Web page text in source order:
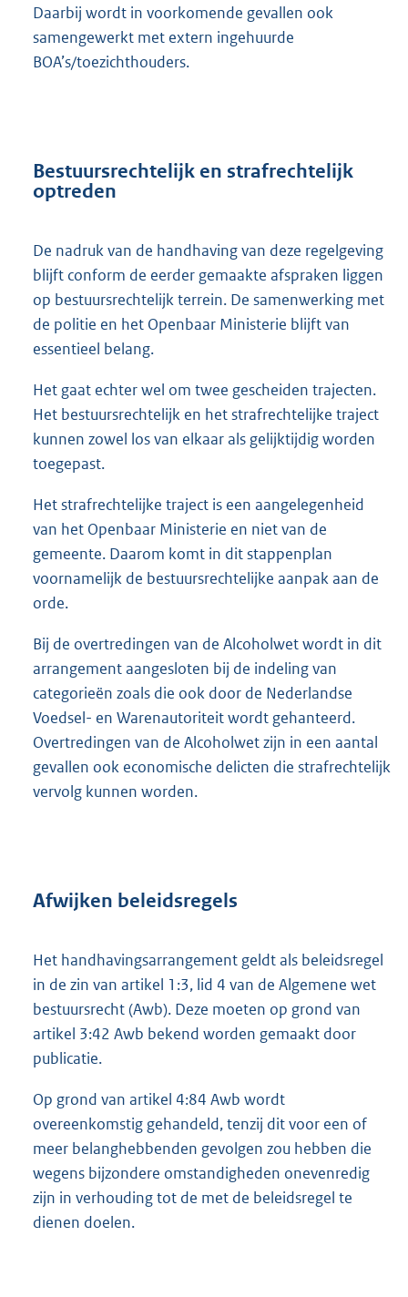
Daarbij wordt in voorkomende gevallen ook
samengewerkt met extern ingehuurde
BOA’s/toezichthouders.
Bestuursrechtelijk en strafrechtelijk
optreden
De nadruk van de handhaving van deze regelgeving
blijft conform de eerder gemaakte afspraken liggen
op bestuursrechtelijk terrein. De samenwerking met
de politie en het Openbaar Ministerie blijft van
essentieel belang.
Het gaat echter wel om twee gescheiden trajecten.
Het bestuursrechtelijk en het strafrechtelijke traject
kunnen zowel los van elkaar als gelijktijdig worden
toegepast.
Het strafrechtelijke traject is een aangelegenheid
van het Openbaar Ministerie en niet van de
gemeente. Daarom komt in dit stappenplan
voornamelijk de bestuursrechtelijke aanpak aan de
orde.
Bij de overtredingen van de Alcoholwet wordt in dit
arrangement aangesloten bij de indeling van
categorieën zoals die ook door de Nederlandse
Voedsel- en Warenautoriteit wordt gehanteerd.
Overtredingen van de Alcoholwet zijn in een aantal
gevallen ook economische delicten die strafrechtelijk
vervolg kunnen worden.
Afwijken beleidsregels
Het handhavingsarrangement geldt als beleidsregel
in de zin van artikel 1:3, lid 4 van de Algemene wet
bestuursrecht (Awb). Deze moeten op grond van
artikel 3:42 Awb bekend worden gemaakt door
publicatie.
Op grond van artikel 4:84 Awb wordt
overeenkomstig gehandeld, tenzij dit voor een of
meer belanghebbenden gevolgen zou hebben die
wegens bijzondere omstandigheden onevenredig
zijn in verhouding tot de met de beleidsregel te
dienen doelen.